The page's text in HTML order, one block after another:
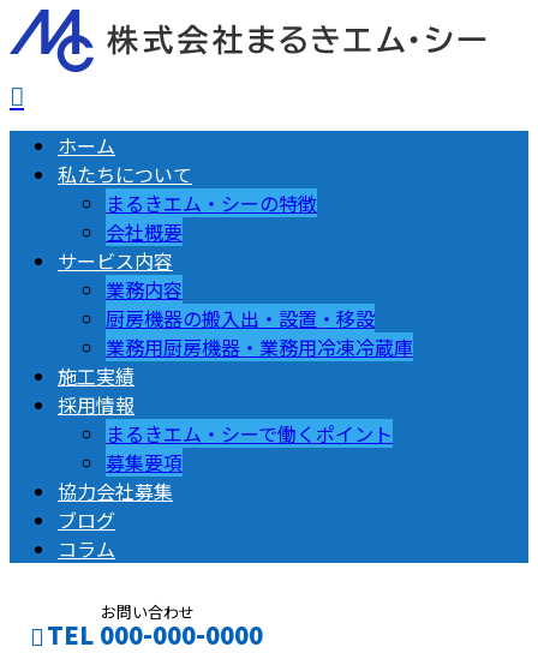
ホーム
私たちについて
まるきエム・シーの特徴
会社概要
サービス内容
業務内容
厨房機器の搬入出・設置・移設
業務用厨房機器・業務用冷凍冷蔵庫
施工実績
採用情報
まるきエム・シーで働くポイント
募集要項
協力会社募集
ブログ
コラム
お問い合わせ
TEL 000-000-0000